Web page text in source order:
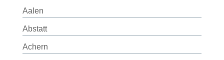
Aalen
Abstatt
Achern